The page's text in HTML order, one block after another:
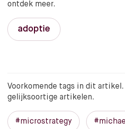
ontdek meer.
adoptie
Voorkomende tags in dit
gelijksoortige artikelen.
#microstrategy